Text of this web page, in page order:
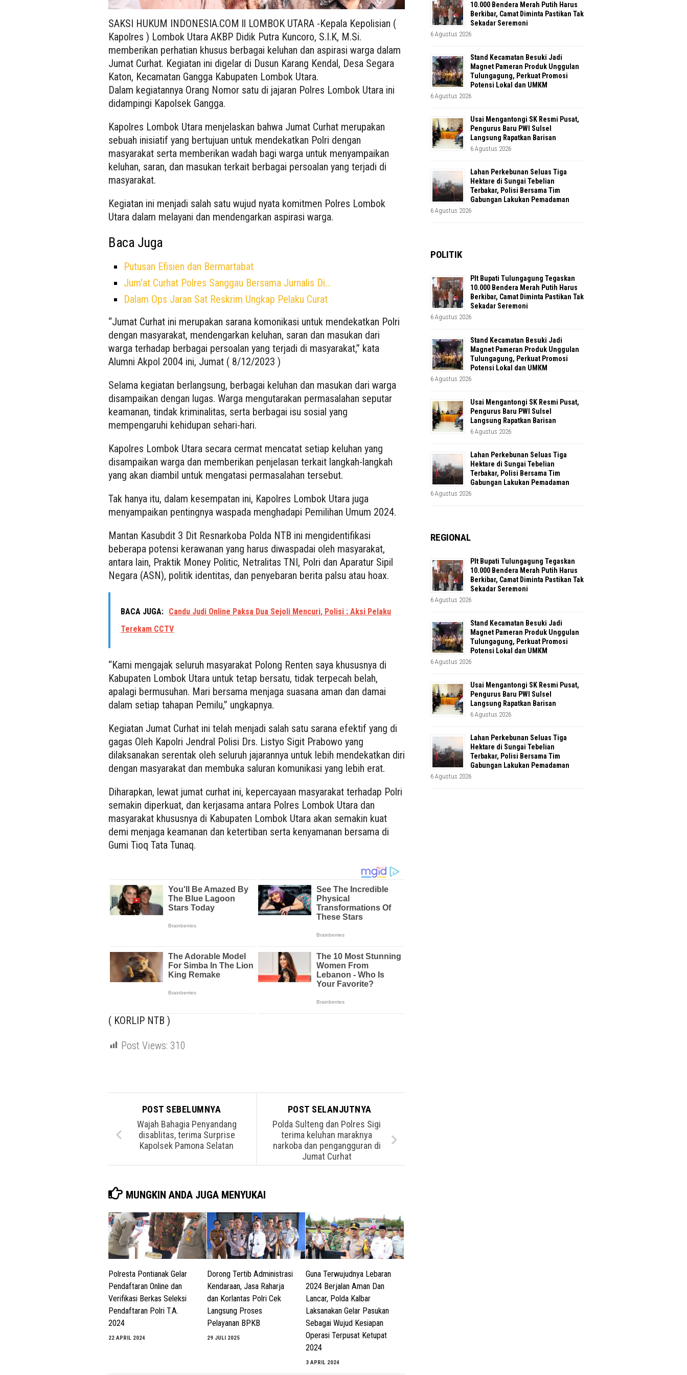
SAKSI HUKUM INDONESIA.COM ll LOMBOK UTARA -Kepala Kepolisian (
Kapolres ) Lombok Utara AKBP Didik Putra Kuncoro, S.I.K, M.Si.
memberikan perhatian khusus berbagai keluhan dan aspirasi warga dalam
Jumat Curhat. Kegiatan ini digelar di Dusun Karang Kendal, Desa Segara
Katon, Kecamatan Gangga Kabupaten Lombok Utara.
Dalam kegiatannya Orang Nomor satu di jajaran Polres Lombok Utara ini
didampingi Kapolsek Gangga.
Kapolres Lombok Utara menjelaskan bahwa Jumat Curhat merupakan
sebuah inisiatif yang bertujuan untuk mendekatkan Polri dengan
masyarakat serta memberikan wadah bagi warga untuk menyampaikan
keluhan, saran, dan masukan terkait berbagai persoalan yang terjadi di
masyarakat.
Kegiatan ini menjadi salah satu wujud nyata komitmen Polres Lombok
Utara dalam melayani dan mendengarkan aspirasi warga.
Baca Juga
Putusan Efisien dan Bermartabat
Jum'at Curhat Polres Sanggau Bersama Jurnalis Di…
Dalam Ops Jaran Sat Reskrim Ungkap Pelaku Curat
“Jumat Curhat ini merupakan sarana komonikasi untuk mendekatkan Polri
dengan masyarakat, mendengarkan keluhan, saran dan masukan dari
warga terhadap berbagai persoalan yang terjadi di masyarakat,” kata
Alumni Akpol 2004 ini, Jumat ( 8/12/2023 )
Selama kegiatan berlangsung, berbagai keluhan dan masukan dari warga
disampaikan dengan lugas. Warga mengutarakan permasalahan seputar
keamanan, tindak kriminalitas, serta berbagai isu sosial yang
mempengaruhi kehidupan sehari-hari.
Kapolres Lombok Utara secara cermat mencatat setiap keluhan yang
disampaikan warga dan memberikan penjelasan terkait langkah-langkah
yang akan diambil untuk mengatasi permasalahan tersebut.
Tak hanya itu, dalam kesempatan ini, Kapolres Lombok Utara juga
menyampaikan pentingnya waspada menghadapi Pemilihan Umum 2024.
Mantan Kasubdit 3 Dit Resnarkoba Polda NTB ini mengidentifikasi
beberapa potensi kerawanan yang harus diwaspadai oleh masyarakat,
antara lain, Praktik Money Politic, Netralitas TNI, Polri dan Aparatur Sipil
Negara (ASN), politik identitas, dan penyebaran berita palsu atau hoax.
BACA JUGA: Candu Judi Online Paksa Dua Sejoli Mencuri, Polisi : Aksi Pelaku
Terekam CCTV
“Kami mengajak seluruh masyarakat Polong Renten saya khususnya di
Kabupaten Lombok Utara untuk tetap bersatu, tidak terpecah belah,
apalagi bermusuhan. Mari bersama menjaga suasana aman dan damai
dalam setiap tahapan Pemilu,” ungkapnya.
Kegiatan Jumat Curhat ini telah menjadi salah satu sarana efektif yang di
gagas Oleh Kapolri Jendral Polisi Drs. Listyo Sigit Prabowo yang
dilaksanakan serentak oleh seluruh jajarannya untuk lebih mendekatkan diri
dengan masyarakat dan membuka saluran komunikasi yang lebih erat.
Diharapkan, lewat jumat curhat ini, kepercayaan masyarakat terhadap Polri
semakin diperkuat, dan kerjasama antara Polres Lombok Utara dan
masyarakat khususnya di Kabupaten Lombok Utara akan semakin kuat
demi menjaga keamanan dan ketertiban serta kenyamanan bersama di
Gumi Tioq Tata Tunaq.
( KORLIP NTB )
Post Views: 310
POST SELANJUTNYA
Polda Sulteng dan Polres Sigi
terima keluhan maraknya
narkoba dan pengangguran di
Jumat Curhat
POST SEBELUMNYA
Wajah Bahagia Penyandang
disablitas, terima Surprise
Kapolsek Pamona Selatan
MUNGKIN ANDA JUGA MENYUKAI
Polresta Pontianak Gelar
Pendaftaran Online dan
Verifikasi Berkas Seleksi
Pendaftaran Polri T.A.
2024
22 APRIL 2024
Dorong Tertib Administrasi
Kendaraan, Jasa Raharja
dan Korlantas Polri Cek
Langsung Proses
Pelayanan BPKB
29 JULI 2025
Guna Terwujudnya Lebaran
2024 Berjalan Aman Dan
Lancar, Polda Kalbar
Laksanakan Gelar Pasukan
Sebagai Wujud Kesiapan
Operasi Terpusat Ketupat
2024
3 APRIL 2024
10.000 Bendera Merah Putih Harus
Berkibar, Camat Diminta Pastikan Tak
Sekadar Seremoni
6 Agustus 2026
Stand Kecamatan Besuki Jadi
Magnet Pameran Produk Unggulan
Tulungagung, Perkuat Promosi
Potensi Lokal dan UMKM
6 Agustus 2026
Usai Mengantongi SK Resmi Pusat,
Pengurus Baru PWI Sulsel
Langsung Rapatkan Barisan
6 Agustus 2026
Lahan Perkebunan Seluas Tiga
Hektare di Sungai Tebelian
Terbakar, Polisi Bersama Tim
Gabungan Lakukan Pemadaman
6 Agustus 2026
POLITIK
Plt Bupati Tulungagung Tegaskan
10.000 Bendera Merah Putih Harus
Berkibar, Camat Diminta Pastikan Tak
Sekadar Seremoni
6 Agustus 2026
Stand Kecamatan Besuki Jadi
Magnet Pameran Produk Unggulan
Tulungagung, Perkuat Promosi
Potensi Lokal dan UMKM
6 Agustus 2026
Usai Mengantongi SK Resmi Pusat,
Pengurus Baru PWI Sulsel
Langsung Rapatkan Barisan
6 Agustus 2026
Lahan Perkebunan Seluas Tiga
Hektare di Sungai Tebelian
Terbakar, Polisi Bersama Tim
Gabungan Lakukan Pemadaman
6 Agustus 2026
REGIONAL
Plt Bupati Tulungagung Tegaskan
10.000 Bendera Merah Putih Harus
Berkibar, Camat Diminta Pastikan Tak
Sekadar Seremoni
6 Agustus 2026
Stand Kecamatan Besuki Jadi
Magnet Pameran Produk Unggulan
Tulungagung, Perkuat Promosi
Potensi Lokal dan UMKM
6 Agustus 2026
Usai Mengantongi SK Resmi Pusat,
Pengurus Baru PWI Sulsel
Langsung Rapatkan Barisan
6 Agustus 2026
Lahan Perkebunan Seluas Tiga
Hektare di Sungai Tebelian
Terbakar, Polisi Bersama Tim
Gabungan Lakukan Pemadaman
6 Agustus 2026